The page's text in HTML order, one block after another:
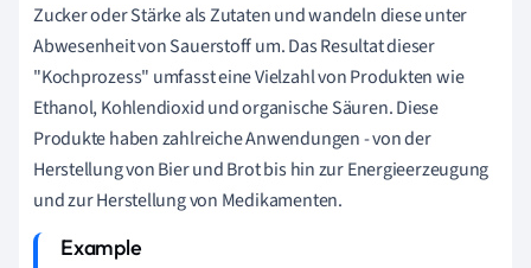
Zucker oder Stärke als Zutaten und wandeln diese unter
Abwesenheit von Sauerstoff um. Das Resultat dieser
"Kochprozess" umfasst eine Vielzahl von Produkten wie
Ethanol, Kohlendioxid und organische Säuren. Diese
Produkte haben zahlreiche Anwendungen - von der
Herstellung von Bier und Brot bis hin zur Energieerzeugung
und zur Herstellung von Medikamenten.